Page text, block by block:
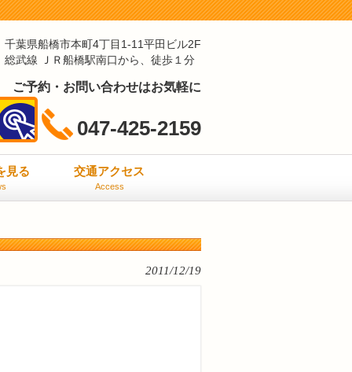
千葉県船橋市本町4丁目1-11平田ビル2F
総武線 ＪＲ船橋駅南口から、徒歩１分
ご予約・お問い合わせはお気軽に
047-425-2159
見る 交通アクセス
Access
2011/12/19